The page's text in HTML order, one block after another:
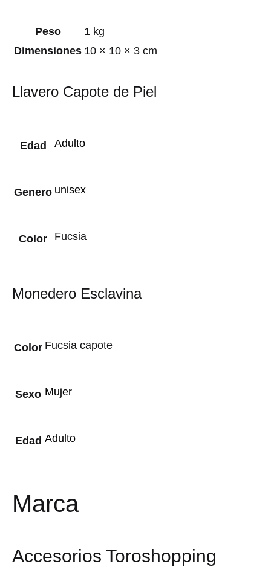
Peso
1 kg
Dimensiones 10 × 10 × 3 cm
Llavero Capote de Piel
Edad Adulto
Genero unisex
Color Fucsia
Monedero Esclavina
Color Fucsia capote
Sexo Mujer
Edad Adulto
Marca
Accesorios Toroshopping